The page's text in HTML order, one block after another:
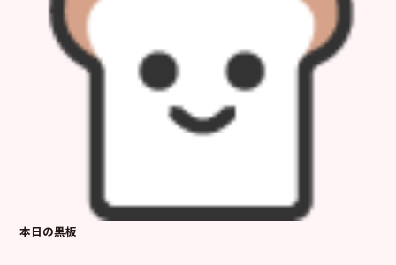
本日の黒板